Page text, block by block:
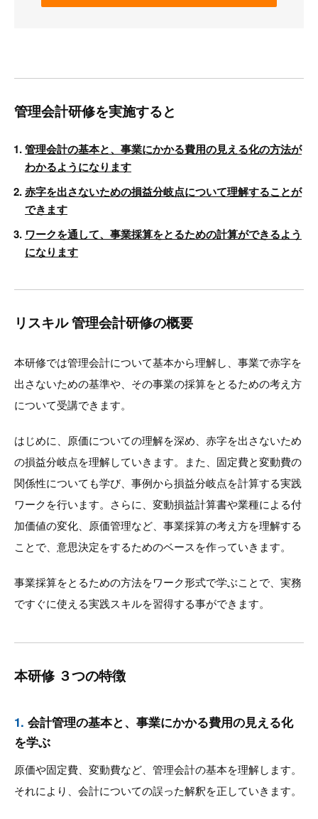
管理会計研修を実施すると
管理会計の基本と、事業にかかる費用の見える化の方法が
わかるようになります
赤字を出さないための損益分岐点について理解することが
できます
ワークを通して、事業採算をとるための計算ができるよう
になります
リスキル 管理会計研修の概要
本研修では管理会計について基本から理解し、事業で赤字を
出さないための基準や、その事業の採算をとるための考え方
について受講できます。
はじめに、原価についての理解を深め、赤字を出さないため
の損益分岐点を理解していきます。また、固定費と変動費の
関係性についても学び、事例から損益分岐点を計算する実践
ワークを行います。さらに、変動損益計算書や業種による付
加価値の変化、原価管理など、事業採算の考え方を理解する
ことで、意思決定をするためのベースを作っていきます。
事業採算をとるための方法をワーク形式で学ぶことで、実務
ですぐに使える実践スキルを習得する事ができます。
本研修 ３つの特徴
1. 会計管理の基本と、事業にかかる費用の見える化
を学ぶ
原価や固定費、変動費など、管理会計の基本を理解します。
それにより、会計についての誤った解釈を正していきます。